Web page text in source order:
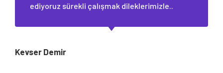
ediyoruz sürekli çalışmak dileklerimizle..
Kevser Demir